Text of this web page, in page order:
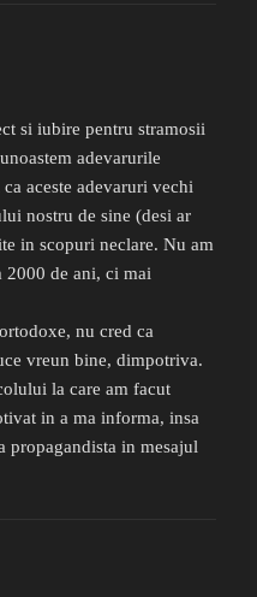
si iubire pentru stramosii
adevarurile
aceste adevaruri vechi
nostru de sine (desi ar
in scopuri neclare. Nu am
2000 de ani, ci mai
nu cred ca
vreun bine, dimpotriva.
la care am facut
in a ma informa, insa
propagandista in mesajul